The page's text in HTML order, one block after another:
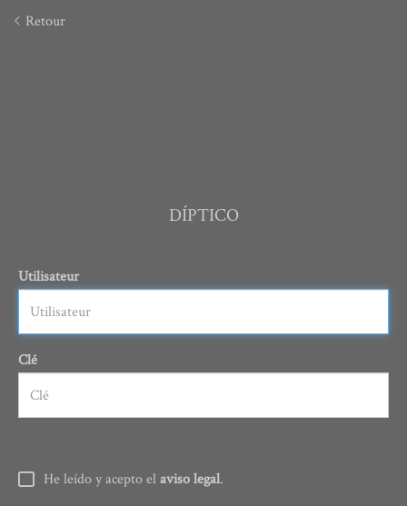
Retour
DÍPTICO
Utilisateur
Clé
He leído y acepto elaviso legal.